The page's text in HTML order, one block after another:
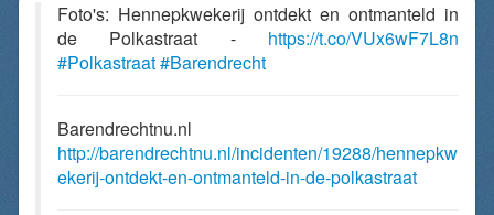
Foto's: Hennepkwekerij ontdekt en ontmanteld in
de Polkastraat - https://t.co/VUx6wF7L8n
#Polkastraat#Barendrecht
Barendrechtnu.nl
http://barendrechtnu.nl/incidenten/19288/hennepkw
ekerij-ontdekt-en-ontmanteld-in-de-polkastraat